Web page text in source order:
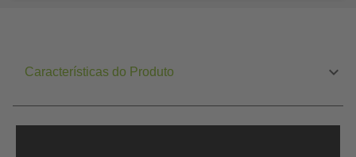
Características do Produto